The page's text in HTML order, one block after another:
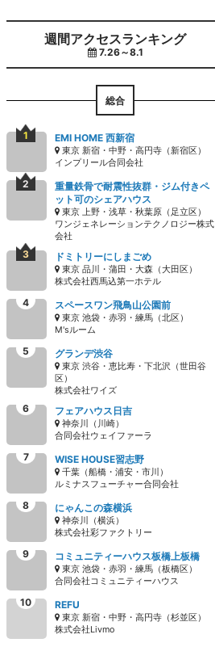
週間アクセスランキング
7.26～8.1
総合
EMI HOME 西新宿
東京 新宿・中野・高円寺（新宿区）
インプリール合同会社
重量鉄骨で耐震性抜群・ジム付きペ
ット可のシェアハウス
東京 上野・浅草・秋葉原（足立区）
ワンジェネレーションテクノロジー株式
会社
ドミトリーにしまごめ
東京 品川・蒲田・大森（大田区）
株式会社西馬込第一ホテル
スペースワン飛鳥山公園前
東京 池袋・赤羽・練馬（北区）
M'sルーム
グランデ渋谷
東京 渋谷・恵比寿・下北沢（世田谷
区）
株式会社ワイズ
フェアハウス日吉
神奈川（川崎）
合同会社ウェイファーラ
WISE HOUSE習志野
千葉（船橋・浦安・市川）
ルミナスフューチャー合同会社
にゃんこの森横浜
神奈川（横浜）
株式会社彩ファクトリー
コミュニティーハウス板橋上板橋
東京 池袋・赤羽・練馬（板橋区）
合同会社コミュニティーハウス
REFU
東京 新宿・中野・高円寺（杉並区）
株式会社Livmo